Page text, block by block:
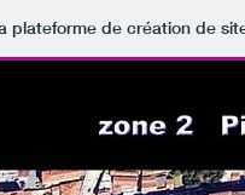
plateforme de création de